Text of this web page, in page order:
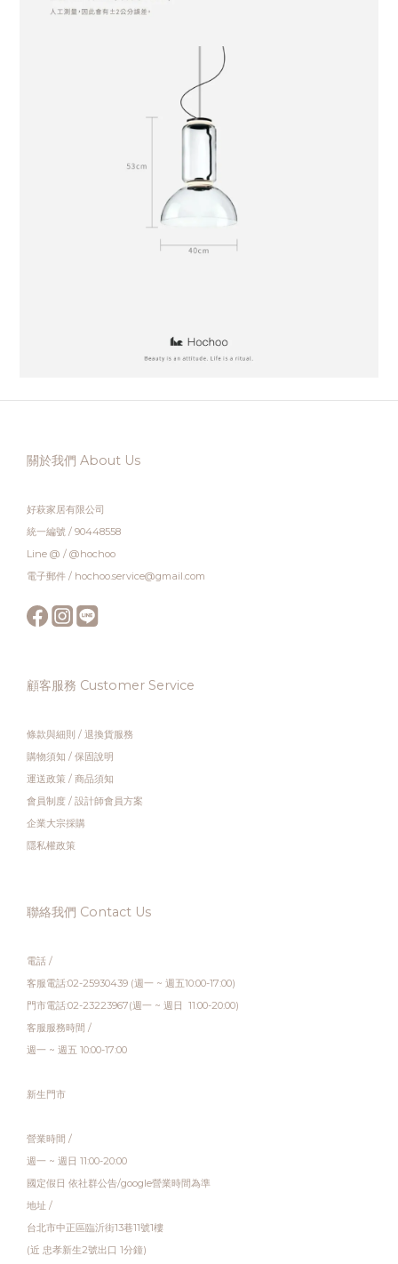
關於我們 About Us
好萩家居有限公司
統一編號 / 90448558
Line @ / @hochoo
電子郵件 / hochoo.service@gmail.com
顧客服務 Customer Service
條款與細則 / 退換貨服務
購物須知 / 保固說明
運送政策 / 商品須知
會員制度 / 設計師會員方案
企業大宗採購
隱私權政策
聯絡我們 Contact Us
電話 /
客服電話:02-25930439 (週一 ~ 週五10:00-17:00)
門市電話:02-23223967(週一 ~ 週日 11:00-20:00)
客服服務時間 /
週一 ~ 週五 10:00-17:00
新生門市
營業時間 /
週一 ~ 週日 11:00-20:00
國定假日 依社群公告/google營業時間為準
地址 /
台北市中正區臨沂街13巷11號1樓
(近 忠孝新生2號出口 1分鐘)